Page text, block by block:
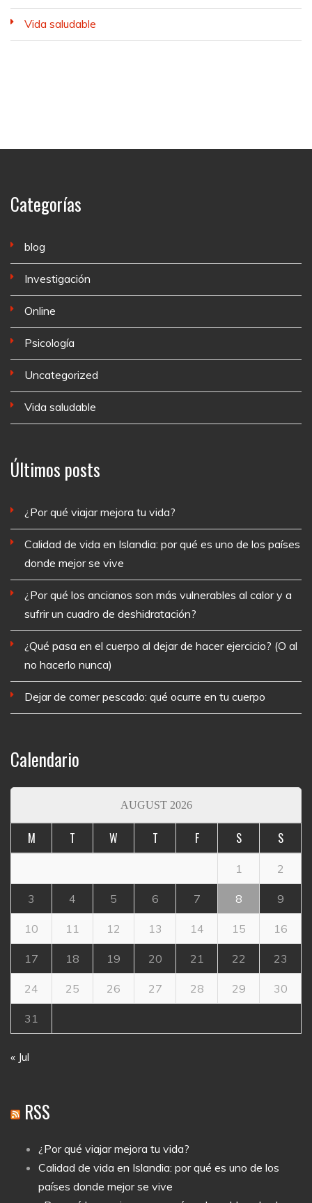
Vida saludable
Categorías
blog
Investigación
Online
Psicología
Uncategorized
Vida saludable
Últimos posts
¿Por qué viajar mejora tu vida?
Calidad de vida en Islandia: por qué es uno de los países
donde mejor se vive
¿Por qué los ancianos son más vulnerables al calor y a
sufrir un cuadro de deshidratación?
¿Qué pasa en el cuerpo al dejar de hacer ejercicio? (O al
no hacerlo nunca)
Dejar de comer pescado: qué ocurre en tu cuerpo
Calendario
AUGUST 2026
M T W T F S S
1 2
3 4 5 6 7 8 9
10 11 12 13 14 15 16
17 18 19 20 21 22 23
24 25 26 27 28 29 30
31
« Jul
RSS
¿Por qué viajar mejora tu vida?
Calidad de vida en Islandia: por qué es uno de los
países donde mejor se vive